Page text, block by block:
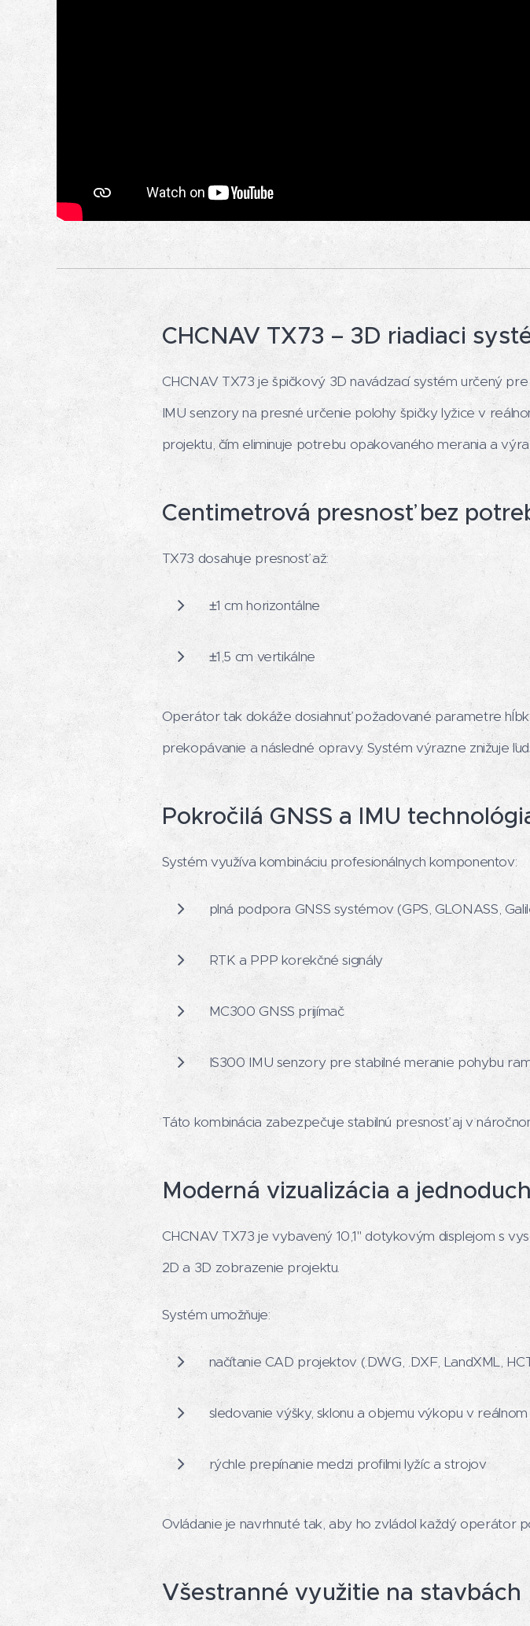
CHCNAV TX73 – 3D riadiaci
CHCNAV TX73 je špičkový 3D navádzací systém určený
IMU senzory na presné určenie polohy špičky lyžice v
projektu, čím eliminuje potrebu opakovaného merania a
Centimetrová presnosť bez
TX73 dosahuje presnosť až:
±1 cm horizontálne
±1,5 cm vertikálne
Operátor tak dokáže dosiahnuť požadované parametre
prekopávanie a následné opravy. Systém výrazne znižuje
Pokročilá GNSS a IMU
Systém využíva kombináciu profesionálnych komponentov:
plná podpora GNSS systémov (GPS, GLONASS,
RTK a PPP korekčné signály
MC300 GNSS prijímač
IS300 IMU senzory pre stabilné meranie pohybu
Táto kombinácia zabezpečuje stabilnú presnosť aj v
Moderná vizualizácia a
CHCNAV TX73 je vybavený 10,1" dotykovým displejom s
2D a 3D zobrazenie projektu.
Systém umožňuje:
načítanie CAD projektov (.DWG, .DXF, LandXML,
sledovanie výšky, sklonu a objemu výkopu v
rýchle prepínanie medzi profilmi lyžíc a strojov
Ovládanie je navrhnuté tak, aby ho zvládol každý operátor
Všestranné využitie na stavbách